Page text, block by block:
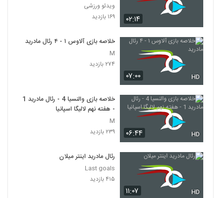
۰۲:۱۴
ویدئو ورزشی
۱۶۹ بازدید
۰۷:۰۰ HD
خلاصه بازی آلاوس ۱ - ۴ رئال مادرید
M
۲۷۴ بازدید
۰۶:۴۴ HD
خلاصه بازی والنسیا 4 - رئال مادرید 1
- هفته نهم لالیگا اسپانیا
M
۲۳۹ بازدید
۱۱:۰۷ HD
رئال مادرید اینتر میلان
Last goals
۴۱۵ بازدید